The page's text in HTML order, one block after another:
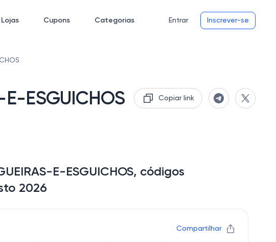
Lojas Cupons Categorias Entrar Inscrever-se
ESGUICHOS Copiar link
E-ESGUICHOS, códigos
2026
Compartilhar